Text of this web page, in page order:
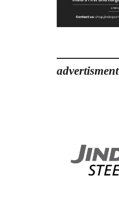
advertisment